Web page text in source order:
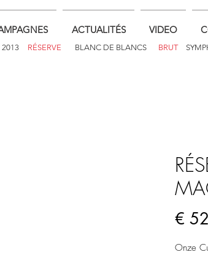
ACTUALITÉS VIDEO
2013 RÉSERVE BLANC DE BLANCS BRUT
€
Onze